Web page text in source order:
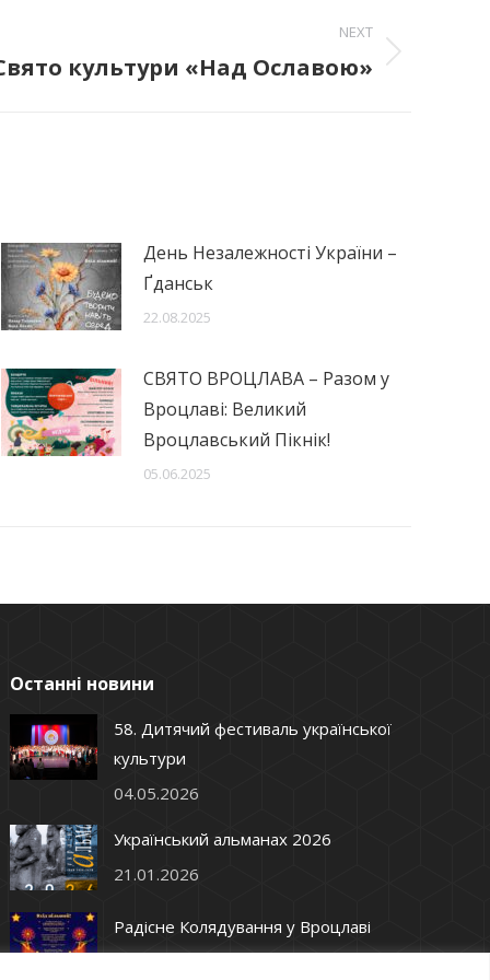
NEXT
культури «Над Ославою»
День Незалежності України –
Ґданськ
22.08.2025
СВЯТО ВРОЦЛАВА – Разом у
Вроцлаві: Великий
Вроцлавський Пікнік!
05.06.2025
Останні новини
58. Дитячий фестиваль української
культури
04.05.2026
Український альманах 2026
21.01.2026
Радісне Колядування у Вроцлаві